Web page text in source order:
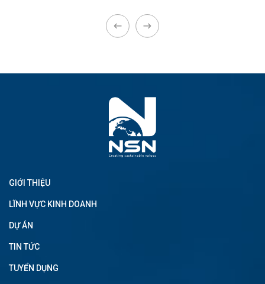
GIỚI THIỆU
LĨNH VỰC KINH DOANH
DỰ ÁN
TIN TỨC
TUYỂN DỤNG